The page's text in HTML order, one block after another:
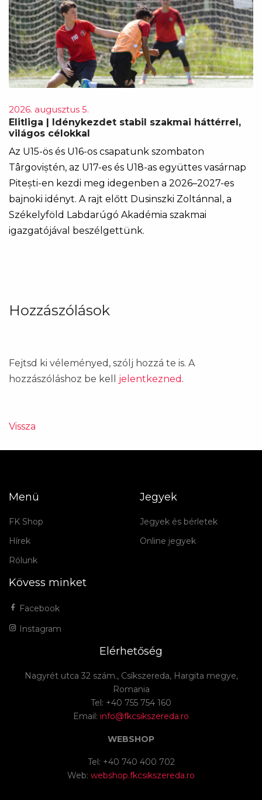
2026. augusztus 5.
Elitliga | Idénykezdet stabil szakmai háttérrel,
világos célokkal
Az U15-ös és U16-os csapatunk szombaton
Târgoviștén, az U17-es és U18-as együttes vasárnap
Pitești-en kezdi meg idegenben a 2026–2027-es
bajnoki idényt. A rajt előtt Dusinszki Zoltánnal, a
Székelyföld Labdarúgó Akadémia szakmai
igazgatójával beszélgettünk.
Hozzászólások
Fejtsd ki véleményed, szólj hozzá te is. A
hozzászóláshoz be kell jelentkezned .
Vissza
Menü
FK Shop
Hírek
Rólunk
Jegyek
Jegyek és bérletek
Online jegyek
Kövess minket
Facebook
Instagram
Elérhetőség
Nagyrét utca 32 szám., Csíkszereda, Hargita megye,
Romania
Tel: +40 755 754 160
Email: info@fkcsikszereda.ro
WEBSHOP
Tel: +40 740 400 702
Web: webshop.fkcsikszereda.ro